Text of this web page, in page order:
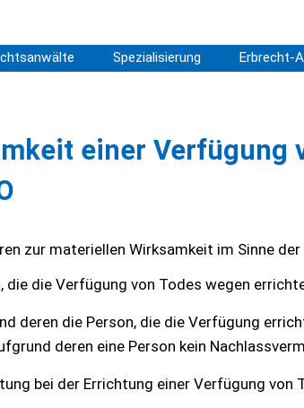
Spezialisierung Erbrecht-
einer Verfügung
zur materiellen Wirksamkeit im Sinne
die die Verfügung von Todes wegen
deren die Person, die die Verfügung
deren eine Person kein
bei der Errichtung einer Verfügung von